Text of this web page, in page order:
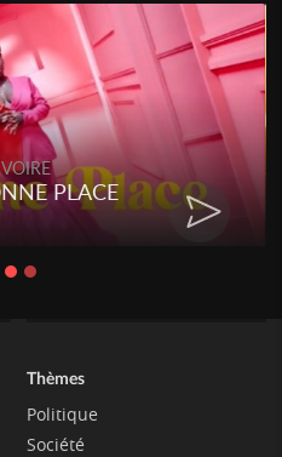
PLACE
Thèmes
Politique
Société